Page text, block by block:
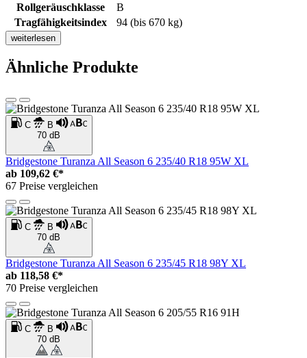
Rollgeräuschklasse
B
Tragfähigkeitsindex
94 (bis 670 kg)
weiterlesen
Ähnliche Produkte
C
B
70 dB
Bridgestone Turanza All Season 6 235/40 R18 95W XL
ab 109,62 €*
67 Preise vergleichen
C
B
70 dB
Bridgestone Turanza All Season 6 235/45 R18 98Y XL
ab 118,58 €*
70 Preise vergleichen
C
B
70 dB